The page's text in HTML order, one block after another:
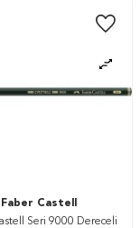
Faber Castell
Seri 9000 Dereceli